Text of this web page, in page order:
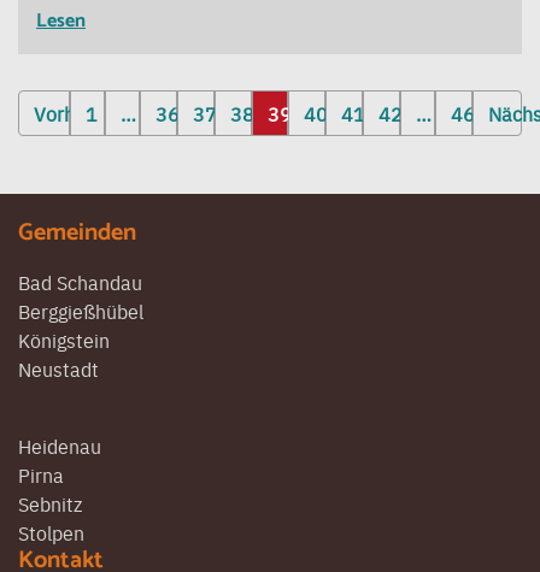
Lesen
Seitennummerierung
der
Beiträge
Vorherige
1 … 36 37 38 39 40 41 42 … 46
Gemeinden
Bad Schandau
Berggießhübel
Königstein
Neustadt
Heidenau
Pirna
Sebnitz
Stolpen
Kontakt